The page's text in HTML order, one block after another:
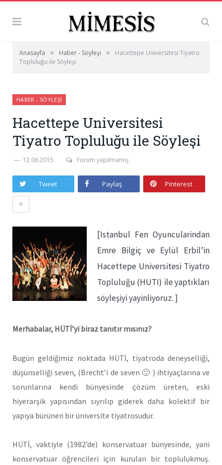
Anasayfa » Haber - Söyleşi »
Hacettepe Universitesi Tiyatro
Topluluğu ile Söyleşi
HABER - SÖYLEŞI
Hacettepe Universitesi
Tiyatro Topluluğu ile Söyleşi
12.06.2015 Yorum yapılmamış
Tweet Paylaş Pinterest
+
[Istanbul Fen Oyuncularindan
Emre Bilgiç ve Eylül Erbil’in
Hacettepe Universitesi Tiyatro
Topluluğu (HUTI) ile yaptıkları
söyleşiyi yayinliyoruz. ]
Merhabalar, HÜTİ’yi biraz tanıtır mısınız?
Bugün geldiğimiz noktada HÜTİ, tiyatroda deneyselliği,
düşünselliği seven, (Brecht’i de seven 🙂 ) ihtiyaçlarına ve
sorunlarına kendi bünyesinde çözüm üreten, eski
hiyerarşik yapısından sıyrılıp giderek daha kolektif bir
yapıya bürünen bir üniversite tiyatrosudur.
HÜTİ, vaktiyle (1982’de) konservatuar bünyesinde, yani
konservatuar öğrencileri için kurulan bir toplulukmuş.